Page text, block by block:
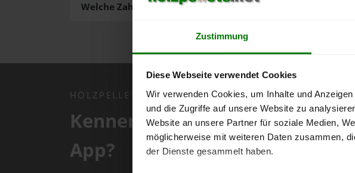
Zustimmung
Diese Webseite verwendet Cookies
Wir verwenden Cookies, um Inhalte und
und die Zugriffe auf unsere Website zu
Website an unsere Partner für soziale Medien,
möglicherweise mit weiteren Daten zusammen,
der Dienste gesammelt haben.
Welche Zahlungsarten gibt es?
HOLZPELLETS.NET APP
Kennen Sie schon unsere
App?